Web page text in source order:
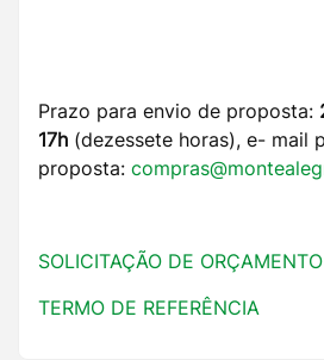
Prazo para envio de proposta:
17h (dezessete horas), e- mail
proposta:
SOLICITAÇÃO DE ORÇAMENTO
TERMO DE REFERÊNCIA